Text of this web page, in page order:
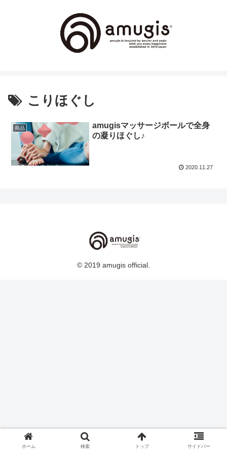
こりほぐし
商品
amugisマッサージボールで全身
の凝りほぐし♪
2020.11.27
© 2019 amugis official.
ホーム 検索 トップ サイドバー